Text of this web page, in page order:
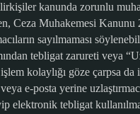
kanunda zorunlu
Ceza Muhakemesi
sayılmaması
tebligat zarureti veya
kolaylığı göze çarpsa da
e-posta yerine
elektronik tebligat